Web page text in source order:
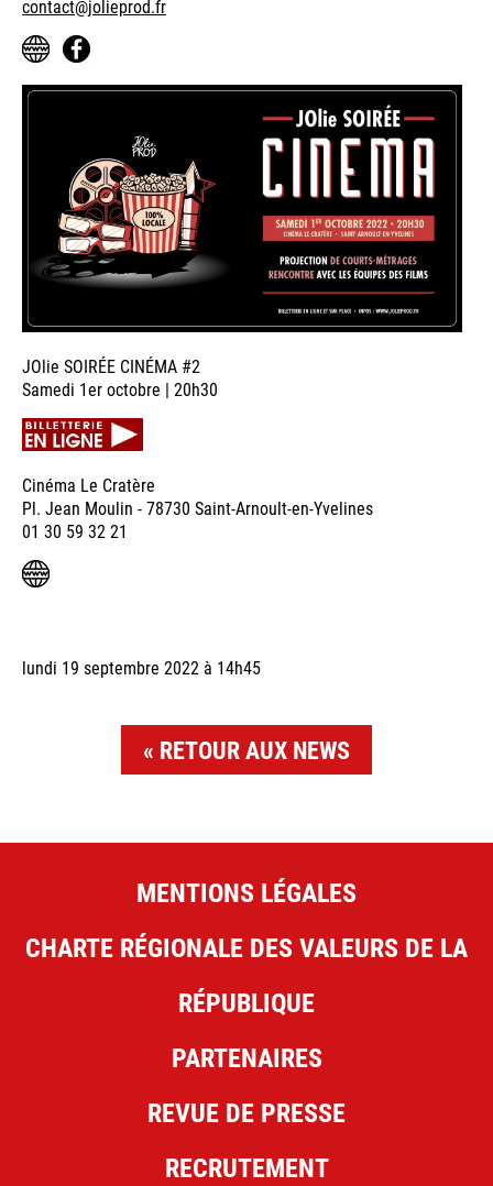
contact@jolieprod.fr
JOlie SOIRÉE CINÉMA #2
Samedi 1er octobre | 20h30
Cinéma Le Cratère
Pl. Jean Moulin - 78730 Saint-Arnoult-en-Yvelines
01 30 59 32 21
lundi 19 septembre 2022 à 14h45
RETOUR AUX NEWS
MENTIONS LÉGALES
CHARTE RÉGIONALE DES VALEURS DE LA
RÉPUBLIQUE
PARTENAIRES
REVUE DE PRESSE
RECRUTEMENT